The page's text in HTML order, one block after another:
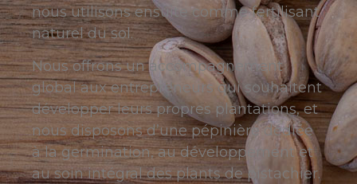
nous utilisons ensuite comme fertilisant
naturel du sol.
Nous offrons un accompagnement
global aux entrepreneurs qui souhaitent
développer leurs propres plantations, et
nous disposons d’une pépinière dédiée
à la germination, au développement et
au soin intégral des plants de pistachier.